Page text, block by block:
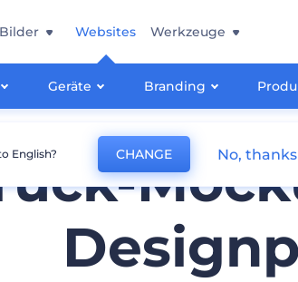
Websites
Geräte Branding
Werkzeuge
English? CHANGE No, thanks